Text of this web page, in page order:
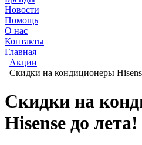
Новости
Помощь
О нас
Контакты
Главная
Акции
Скидки на кондиционеры
Скидки на
Hisense до лета!